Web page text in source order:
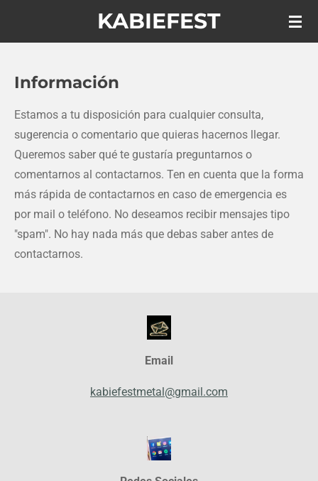
principal
KABIEFEST
Información
Estamos a tu disposición para cualquier consulta,
sugerencia o comentario que quieras hacernos llegar.
Queremos saber qué te gustaría preguntarnos o
comentarnos al contactarnos. Ten en cuenta que la forma
más rápida de contactarnos en caso de emergencia es
por mail o teléfono. No deseamos recibir mensajes tipo
"spam". No hay nada más que debas saber antes de
contactarnos.
Email
kabiefestmetal@gmail.com